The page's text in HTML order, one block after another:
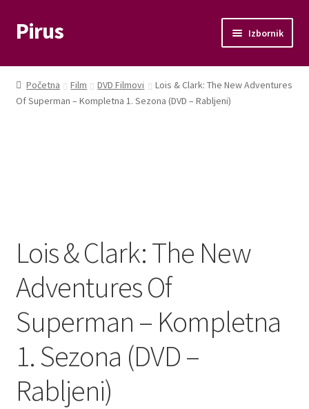
Preskoči
na
Skoči
do
Pirus Izbornik
Glazba
Film
Naplata
Košarica
Dostava
Dostava u inozemstvo
O nama
Početna Film DVD Filmovi
Lois & Clark: The New Adventures
Of Superman – Kompletna 1. Sezona (DVD – Rabljeni)
Lois & Clark: The New
Adventures Of
Superman – Kompletna
1. Sezona (DVD –
Rabljeni)